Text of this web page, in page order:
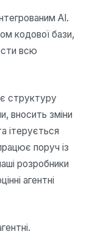
AI.
кодової бази,
всю
структуру
вносить зміни
ітерується
поруч із
розробники
агентні